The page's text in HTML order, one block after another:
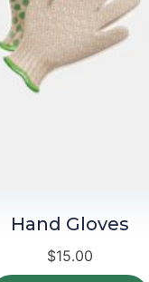
Hand Gloves
$15.00